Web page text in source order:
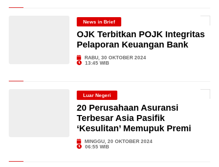
News in Brief
OJK Terbitkan POJK Integritas
Pelaporan Keuangan Bank
RABU, 30 OKTOBER 2024
13:45 WIB
Luar Negeri
20 Perusahaan Asuransi
Terbesar Asia Pasifik
‘Kesulitan’ Memupuk Premi
MINGGU, 20 OKTOBER 2024
06:55 WIB